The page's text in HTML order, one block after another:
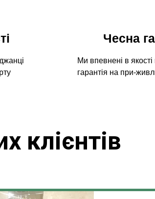
Ми впевнені в
гарантія на при-
Чесна
клієнтів